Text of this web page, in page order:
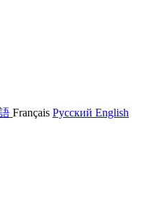
Français Русский English